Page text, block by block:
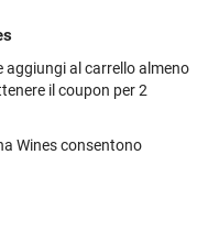
aggiungi al carrello almeno
il coupon per 2
Wines consentono